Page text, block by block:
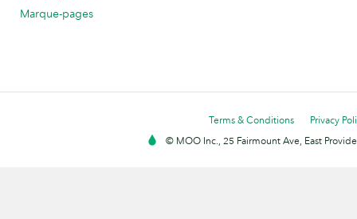
Marque-pages
Terms & Conditions
Privacy
© MOO Inc., 25 Fairmount Ave, East